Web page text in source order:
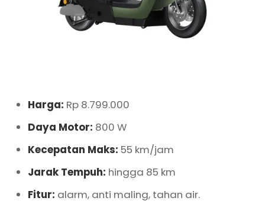
Harga: Rp 8.799.000
Daya Motor: 800 W
Kecepatan Maks: 55 km/jam
Jarak Tempuh: hingga 85 km
Fitur: alarm, anti maling, tahan air.